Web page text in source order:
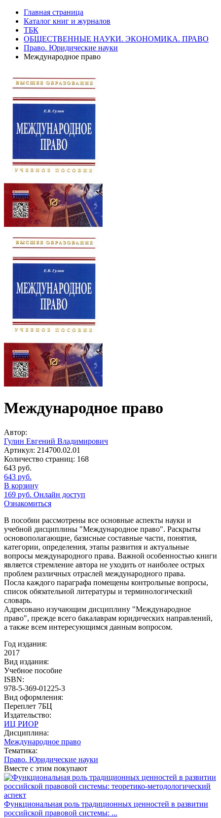
Главная страница
Каталог книг и журналов
ТБК
ОБЩЕСТВЕННЫЕ НАУКИ. ЭКОНОМИКА. ПРАВО
Право. Юридические науки
Международное право
Международное право
Автор:
Гулин Евгений Владимирович
Артикул: 214700.02.01
Количество страниц: 168
643 руб.
643 руб.
В корзину
169 руб. Онлайн доступ
Ознакомиться
В пособии рассмотрены все основные аспекты науки и
учебной дисциплины "Международное право". Раскрыты
основополагающие, базисные составные части, понятия,
категории, определения, этапы развития и актуальные
вопросы международного права. Важной особенностью книги
является стремление автора не уходить от наиболее острых
проблем различных отраслей международного права.
Посла каждого параграфа помещены контрольные вопросы,
список обязательной литературы и терминологический
словарь.
Адресовано изучающим дисциплину "Международное
право", прежде всего бакалаврам юридических направлений,
а также всем интересующимся данным вопросом.
Год издания:
2017
Вид издания:
Учебное пособие
ISBN:
978-5-369-01225-3
Вид оформления:
Переплет 7БЦ
Издательство:
ИЦ РИОР
Дисциплина:
Международное право
Тематика:
Право. Юридические науки
Вместе с этим покупают
Функциональная роль традиционных ценностей в развитии
российской правовой системы: ...